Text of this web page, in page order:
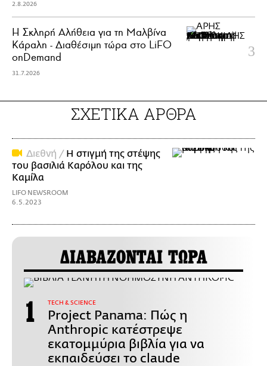
2.8.2026
Η Σκληρή Αλήθεια για τη Μαλβίνα
Κάραλη - Διαθέσιμη τώρα στo LiFO
onDemand
31.7.2026
ΣΧΕΤΙΚΑ ΑΡΘΡΑ
Διεθνή / Η στιγμή της στέψης
του βασιλιά Καρόλου και της
Καμίλα
LIFO NEWSROOM
6.5.2023
ΔΙΑΒΑΖΟΝΤΑΙ ΤΩΡΑ
ΤECH & SCIENCE
Project Panama: Πώς η
Anthropic κατέστρεψε
εκατομμύρια βιβλία για να
εκπαιδεύσει το claude